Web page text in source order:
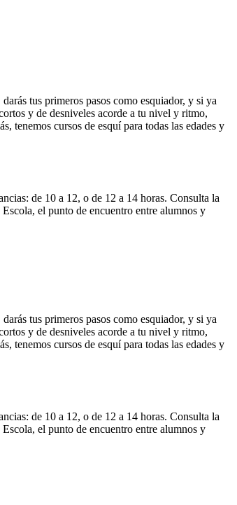
tus primeros pasos como esquiador, y si ya
y de desniveles acorde a tu nivel y ritmo,
tenemos cursos de esquí para todas las edades y
de 10 a 12, o de 12 a 14 horas. Consulta la
el punto de encuentro entre alumnos y
tus primeros pasos como esquiador, y si ya
y de desniveles acorde a tu nivel y ritmo,
tenemos cursos de esquí para todas las edades y
de 10 a 12, o de 12 a 14 horas. Consulta la
el punto de encuentro entre alumnos y